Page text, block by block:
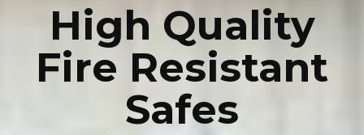
High Quality
Fire Resistant
Safes